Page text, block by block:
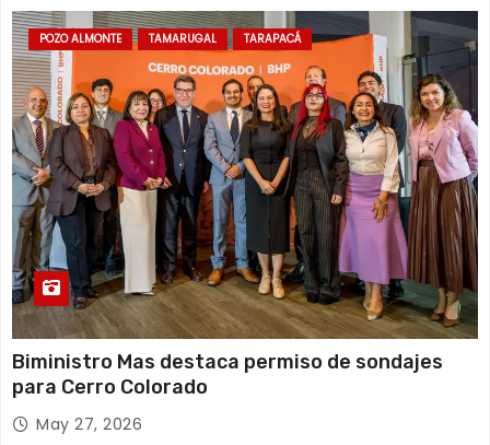
d
a
s
POZO ALMONTE TAMARUGAL TARAPACÁ
Biministro Mas destaca permiso de sondajes
para Cerro Colorado
May 27, 2026